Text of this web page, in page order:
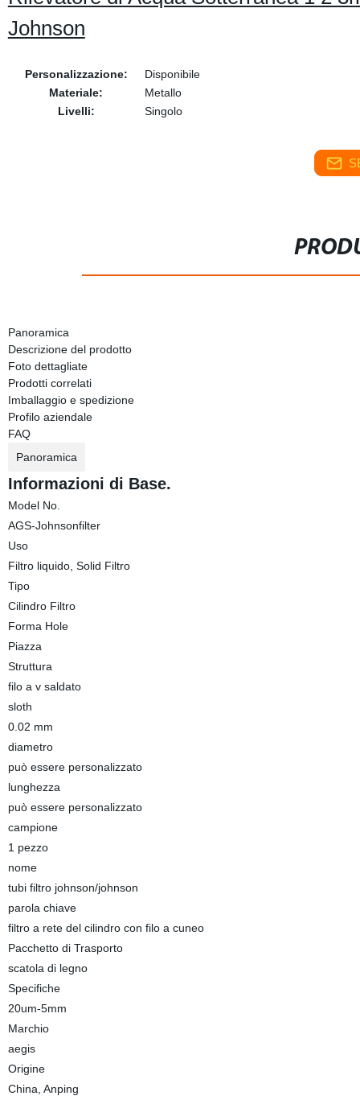
Johnson
Personalizzazione:
Disponibile
Materiale:
Metallo
Livelli:
Singolo
Panoramica
Descrizione del prodotto
Foto dettagliate
Prodotti correlati
Imballaggio e spedizione
Profilo aziendale
FAQ
Panoramica
Informazioni di Base.
Model No.
AGS-Johnsonfilter
Uso
Filtro liquido, Solid Filtro
Tipo
Cilindro Filtro
Forma Hole
Piazza
Struttura
filo a v saldato
sloth
0.02 mm
diametro
può essere personalizzato
lunghezza
può essere personalizzato
campione
1 pezzo
nome
tubi filtro johnson/johnson
parola chiave
filtro a rete del cilindro con filo a cuneo
Pacchetto di Trasporto
scatola di legno
Specifiche
20um-5mm
Marchio
aegis
Origine
China, Anping